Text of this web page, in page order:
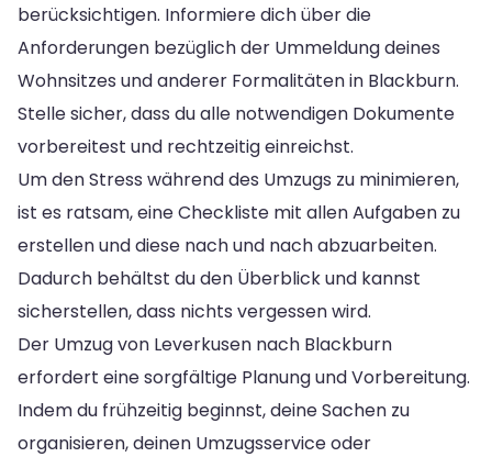
berücksichtigen. Informiere dich über die
Anforderungen bezüglich der Ummeldung deines
Wohnsitzes und anderer Formalitäten in Blackburn.
Stelle sicher, dass du alle notwendigen Dokumente
vorbereitest und rechtzeitig einreichst.
Um den Stress während des Umzugs zu minimieren,
ist es ratsam, eine Checkliste mit allen Aufgaben zu
erstellen und diese nach und nach abzuarbeiten.
Dadurch behältst du den Überblick und kannst
sicherstellen, dass nichts vergessen wird.
Der Umzug von Leverkusen nach Blackburn
erfordert eine sorgfältige Planung und Vorbereitung.
Indem du frühzeitig beginnst, deine Sachen zu
organisieren, deinen Umzugsservice oder